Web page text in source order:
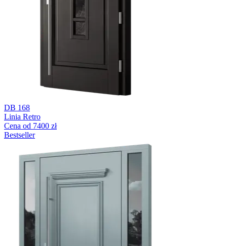
DB 168
Linia Retro
Cena od 7400 zł
Bestseller